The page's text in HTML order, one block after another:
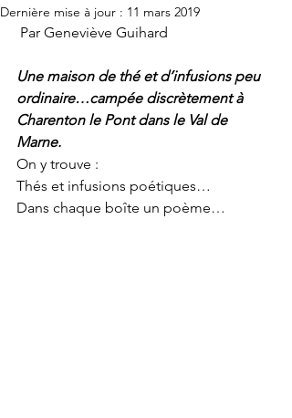
Dernière mise à jour : 11 mars 2019
Par Geneviève Guihard
Une maison de thé et d’infusions peu
ordinaire…campée discrètement à
Charenton le Pont dans le Val de
Marne.
On y trouve :
Thés et infusions poétiques…
Dans chaque boîte un poème…